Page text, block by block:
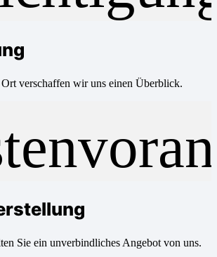
verschaffen wir uns einen Überblick.
Sie ein unverbindliches Angebot von uns.